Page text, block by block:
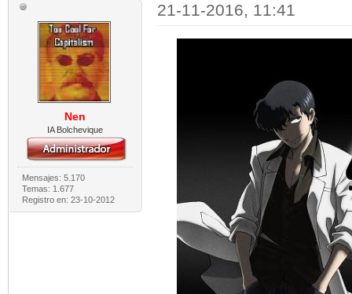
Nen
IA Bolchevique
Mensajes: 5.170
Temas: 1.677
Registro en: 23-10-2012
21-11-2016, 11:41